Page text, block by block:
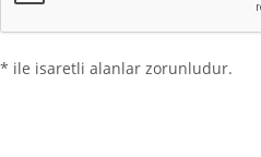
* ile isaretli alanlar zorunludur.